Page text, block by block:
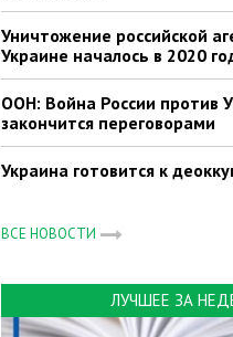
Уничтожение российской
Украине началось в 2020
ООН: Война России против
закончится переговорами
Украина готовится к
ВСЕ НОВОСТИ
ЛУЧШЕЕ ЗА